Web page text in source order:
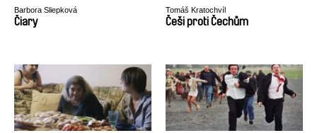
Barbora Sliepková
Čiary
Tomáš Kratochvíl
Češi proti Čechům